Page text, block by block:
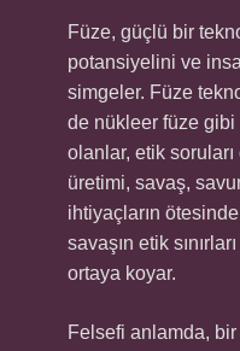
Füze, güçlü bir
potansiyelini ve
simgeler. Füze
de nükleer füze gibi
olanlar, etik
üretimi, savaş,
ihtiyaçların
savaşın etik
ortaya koyar.
Felsefi anlamda,